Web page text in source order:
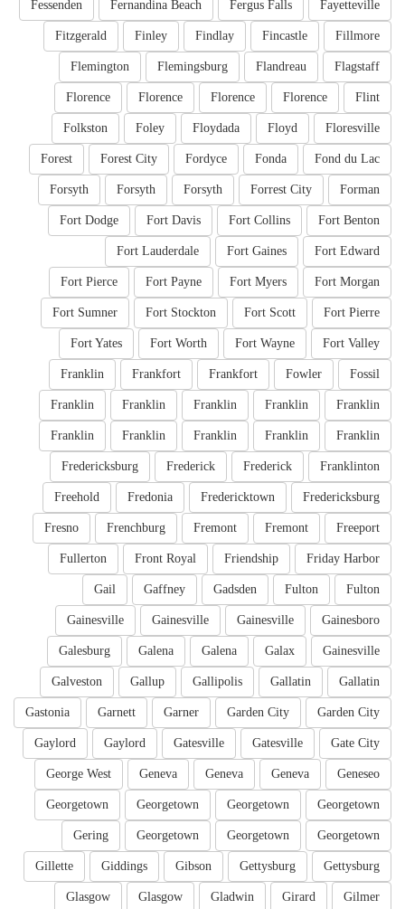
Fayetteville
Fergus Falls
Fernandina Beach
Fessenden
Fillmore
Fincastle
Findlay
Finley
Fitzgerald
Flagstaff
Flandreau
Flemingsburg
Flemington
Flint
Florence
Florence
Florence
Florence
Floresville
Floyd
Floydada
Foley
Folkston
Fond du Lac
Fonda
Fordyce
Forest City
Forest
Forman
Forrest City
Forsyth
Forsyth
Forsyth
Fort Benton
Fort Collins
Fort Davis
Fort Dodge
Fort Edward
Fort Gaines
Fort Lauderdale
Fort Morgan
Fort Myers
Fort Payne
Fort Pierce
Fort Pierre
Fort Scott
Fort Stockton
Fort Sumner
Fort Valley
Fort Wayne
Fort Worth
Fort Yates
Fossil
Fowler
Frankfort
Frankfort
Franklin
Franklin
Franklin
Franklin
Franklin
Franklin
Franklin
Franklin
Franklin
Franklin
Franklin
Franklinton
Frederick
Frederick
Fredericksburg
Fredericksburg
Fredericktown
Fredonia
Freehold
Freeport
Fremont
Fremont
Frenchburg
Fresno
Friday Harbor
Friendship
Front Royal
Fullerton
Fulton
Fulton
Gadsden
Gaffney
Gail
Gainesboro
Gainesville
Gainesville
Gainesville
Gainesville
Galax
Galena
Galena
Galesburg
Gallatin
Gallatin
Gallipolis
Gallup
Galveston
Garden City
Garden City
Garner
Garnett
Gastonia
Gate City
Gatesville
Gatesville
Gaylord
Gaylord
Geneseo
Geneva
Geneva
Geneva
George West
Georgetown
Georgetown
Georgetown
Georgetown
Georgetown
Georgetown
Georgetown
Gering
Gettysburg
Gettysburg
Gibson
Giddings
Gillette
Gilmer
Girard
Gladwin
Glasgow
Glasgow